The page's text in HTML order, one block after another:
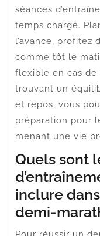
séances
temps chargé.
l’avance, profitez
comme tôt le
flexible en cas de
trouvant un
et repos, vous
préparation pour
menant une vie
Quels sont
inclure
demi-